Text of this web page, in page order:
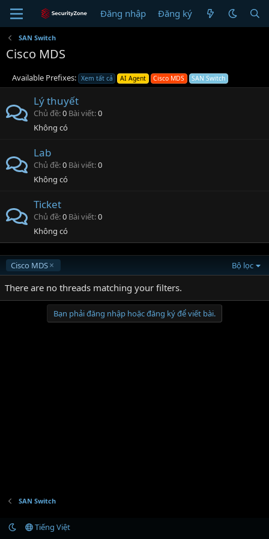
Đăng nhập Đăng ký
SAN Switch
Cisco MDS
Available Prefixes: Xem tất cả AI Agent Cisco MDS SAN Switch
Lý thuyết
Chủ đề 0 Bài viết 0
Không có
Lab
Chủ đề 0 Bài viết 0
Không có
Ticket
Chủ đề 0 Bài viết 0
Không có
Cisco MDS Bộ lọc
There are no threads matching your filters.
Bạn phải đăng nhập hoặc đăng ký để viết bài.
SAN Switch
Tiếng Việt